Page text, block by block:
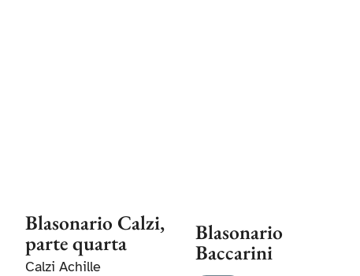
Blasonario Calzi,
parte quarta
Calzi Achille
Blasonario
Baccarini